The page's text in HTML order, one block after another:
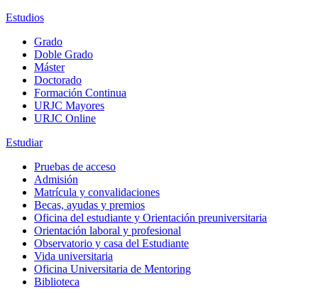
Estudios
Grado
Doble Grado
Máster
Doctorado
Formación Continua
URJC Mayores
URJC Online
Estudiar
Pruebas de acceso
Admisión
Matrícula y convalidaciones
Becas, ayudas y premios
Oficina del estudiante y Orientación preuniversitaria
Orientación laboral y profesional
Observatorio y casa del Estudiante
Vida universitaria
Oficina Universitaria de Mentoring
Biblioteca